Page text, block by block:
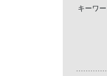
キーワ